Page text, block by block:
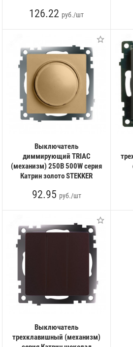
126.22 руб./шт
Выключатель
диммирующий TRIAC
(механизм) 250В 500W серия
Катрин золото STEKKER
92.95 руб./шт
Выключатель
трехклавишный (механизм)